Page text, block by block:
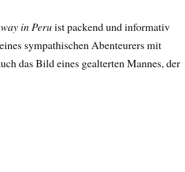
in Peruist packend und informativ
sympathischen Abenteurers mit
das Bild eines gealterten Mannes, der